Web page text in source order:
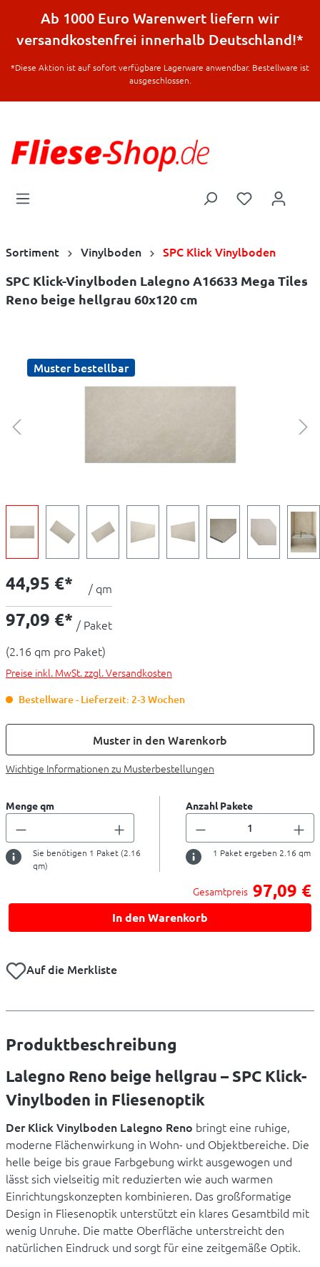
springen
Ab 1000 Euro Warenwert liefern wir
versandkostenfrei innerhalb Deutschland!*
*Diese Aktion ist auf sofort verfügbare Lagerware anwendbar. Bestellware ist
ausgeschlossen.
Sortiment Vinylboden SPC Klick Vinylboden
SPC Klick-Vinylboden Lalegno A16633 Mega Tiles
Reno beige hellgrau 60x120 cm
Muster bestellbar
44,95 €* / qm
97,09 €* / Paket
(2.16 qm pro Paket)
Preise inkl. MwSt. zzgl. Versandkosten
Bestellware - Lieferzeit: 2-3 Wochen
Muster in den Warenkorb
Wichtige Informationen zu Musterbestellungen
Menge qm
Sie benötigen 1 Paket (2.16
qm)
Anzahl Pakete
1 Paket ergeben 2.16 qm
Gesamtpreis 97,09 €
In den Warenkorb
Auf die Merkliste
Produktbeschreibung
Lalegno Reno beige hellgrau – SPC Klick-
Vinylboden in Fliesenoptik
Der Klick Vinylboden Lalegno Reno bringt eine ruhige,
moderne Flächenwirkung in Wohn- und Objektbereiche. Die
helle beige bis graue Farbgebung wirkt ausgewogen und
lässt sich vielseitig mit reduzierten wie auch warmen
Einrichtungskonzepten kombinieren. Das großformatige
Design in Fliesenoptik unterstützt ein klares Gesamtbild mit
wenig Unruhe. Die matte Oberfläche unterstreicht den
natürlichen Eindruck und sorgt für eine zeitgemäße Optik.